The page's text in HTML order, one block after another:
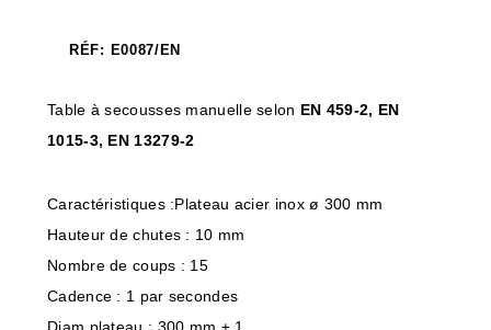
RÉF: E0087/EN
Table à secousses manuelle selon EN 459-2, EN
1015-3, EN 13279-2
Caractéristiques :Plateau acier inox ø 300 mm
Hauteur de chutes : 10 mm
Nombre de coups : 15
Cadence : 1 par secondes